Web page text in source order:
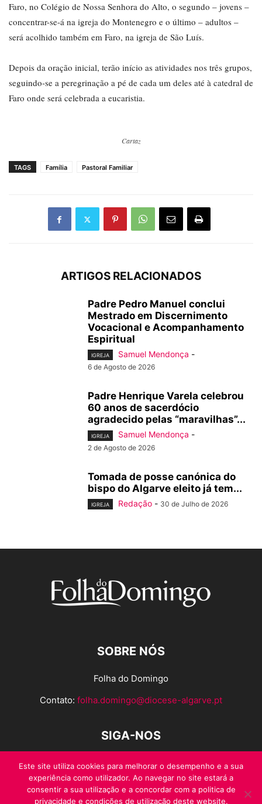
Faro, no Colégio de Nossa Senhora do Alto, o segundo – jovens –
concentrar-se-á na igreja do Montenegro e o último – adultos –
será acolhido também em Faro, na igreja de São Luís.
Depois da oração inicial, terão início as atividades nos três grupos,
seguindo-se a peregrinação a pé de cada um deles até à catedral de
Faro onde será celebrada a eucaristia.
Cartaz
TAGS Família Pastoral Familiar
ARTIGOS RELACIONADOS
Padre Pedro Manuel conclui
Mestrado em Discernimento
Vocacional e Acompanhamento
Espiritual
IGREJA Samuel Mendonça -
6 de Agosto de 2026
Padre Henrique Varela celebrou
60 anos de sacerdócio
agradecido pelas “maravilhas”...
IGREJA Samuel Mendonça -
2 de Agosto de 2026
Tomada de posse canónica do
bispo do Algarve eleito já tem...
IGREJA Redação - 30 de Julho de 2026
SOBRE NÓS
Folha do Domingo
Contato: folha.domingo@diocese-algarve.pt
SIGA-NOS
Este site utiliza cookies para melhorar o desempenho e a sua
experiência como utilizador. Ao navegar no site estará a
consentir a sua utilização e a concordar com a politica de
privacidade e condições de utilização deste website.